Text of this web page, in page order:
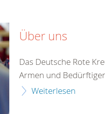
Über uns
Das Deutsche Rote
Armen und
Weiterlesen